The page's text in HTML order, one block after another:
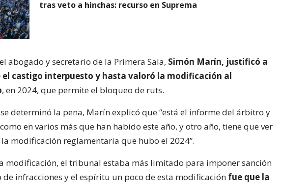
tras veto a hinchas: recurso en Suprema
abogado y secretario de la Primera Sala, Simón Marín, justificó a
el castigo interpuesto y hasta valoró la modificación al
, en 2024, que permite el bloqueo de ruts.
determinó la pena, Marín explicó que “está el informe del árbitro y
como en varios más que han habido este año, y otro año, tiene que ver
modificación reglamentaria que hubo el 2024”.
modificación, el tribunal estaba más limitado para imponer sanción
de infracciones y el espíritu un poco de esta modificación fue que la